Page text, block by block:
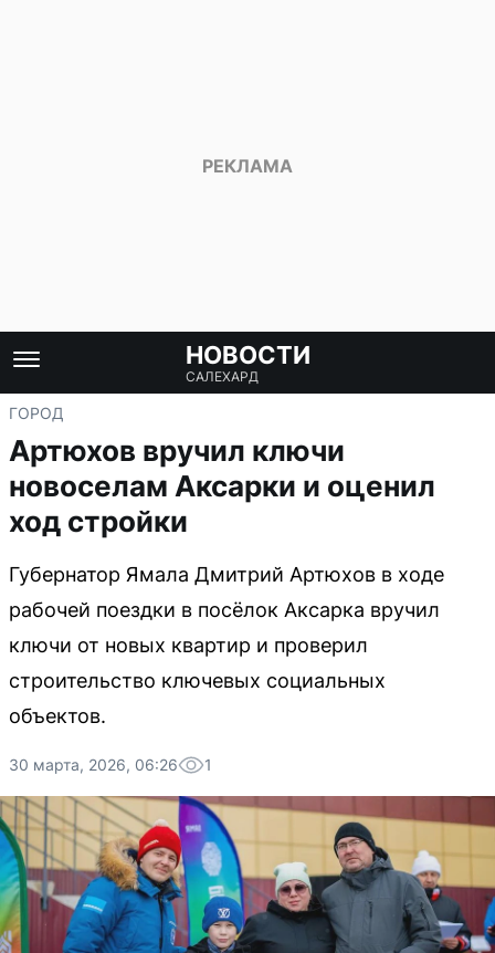
НОВОСТИ
САЛЕХАРД
ГОРОД
Артюхов вручил ключи
новоселам Аксарки и оценил
ход стройки
Губернатор Ямала Дмитрий Артюхов в ходе
рабочей поездки в посёлок Аксарка вручил
ключи от новых квартир и проверил
строительство ключевых социальных
объектов.
30 марта, 2026, 06:26 1